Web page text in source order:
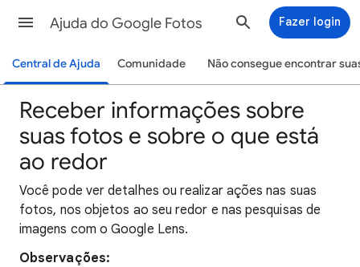
Ajuda do Google Fotos Fazer login
Central de Ajuda Comunidade Não consegue encontrar
Receber informações sobre
suas fotos e sobre o que está
ao redor
Você pode ver detalhes ou realizar ações nas suas
fotos, nos objetos ao seu redor e nas pesquisas de
imagens com o Google Lens.
Observações: